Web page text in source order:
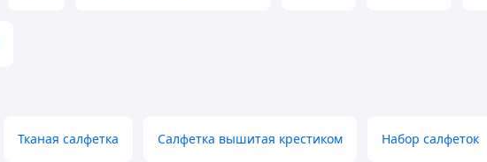
інтернет-магазині?
Тканая салфетка Салфетка вышитая крестиком Набор салфеток